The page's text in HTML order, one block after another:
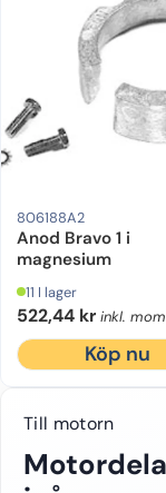
806188A2
Anod Bravo 1 i
magnesium
11 I lager
522,44 kr inkl.
Köp nu
Till motorn